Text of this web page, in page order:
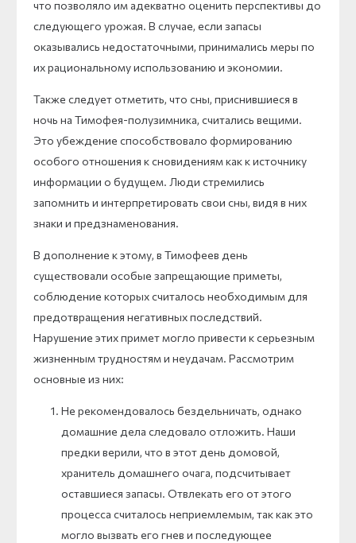
что позволяло им адекватно оценить перспективы до
следующего урожая. В случае, если запасы
оказывались недостаточными, принимались меры по
их рациональному использованию и экономии.
Также следует отметить, что сны, приснившиеся в
ночь на Тимофея-полузимника, считались вещими.
Это убеждение способствовало формированию
особого отношения к сновидениям как к источнику
информации о будущем. Люди стремились
запомнить и интерпретировать свои сны, видя в них
знаки и предзнаменования.
В дополнение к этому, в Тимофеев день
существовали особые запрещающие приметы,
соблюдение которых считалось необходимым для
предотвращения негативных последствий.
Нарушение этих примет могло привести к серьезным
жизненным трудностям и неудачам. Рассмотрим
основные из них:
Не рекомендовалось бездельничать, однако
домашние дела следовало отложить. Наши
предки верили, что в этот день домовой,
хранитель домашнего очага, подсчитывает
оставшиеся запасы. Отвлекать его от этого
процесса считалось неприемлемым, так как это
могло вызвать его гнев и последующее